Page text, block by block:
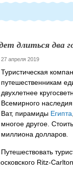
длиться два
27 апреля 2019
Туристическая
путешественникам
двухлетнее
Всемирного
Ват, пирамиды Египта
многое другое.
миллиона долларов.
Путешествовать
Ritz-